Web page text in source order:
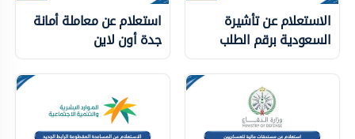
الاستعلام عن تأشيرة
السعودية برقم الطلب
استعلام عن معاملة أمانة
جدة أون لاين